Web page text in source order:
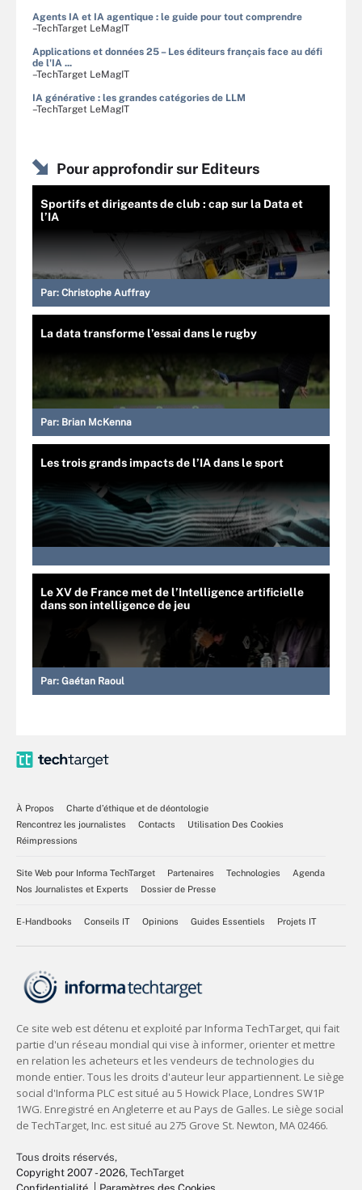
Agents IA et IA agentique : le guide pour tout comprendre
–TechTarget LeMagIT
Applications et données 25 – Les éditeurs français face au défi
de l'IA ...
–TechTarget LeMagIT
IA générative : les grandes catégories de LLM
–TechTarget LeMagIT
Pour approfondir sur Editeurs
Sportifs et dirigeants de club : cap sur la Data et
l’IA
Par: Christophe Auffray
La data transforme l’essai dans le rugby
Par: Brian McKenna
Les trois grands impacts de l’IA dans le sport
Le XV de France met de l’Intelligence artificielle
dans son intelligence de jeu
Par: Gaétan Raoul
À Propos
Charte d’éthique et de déontologie
Rencontrez les journalistes
Contacts
Utilisation Des Cookies
Réimpressions
Site Web pour Informa TechTarget Partenaires Technologies
Agenda
Nos Journalistes et Experts
Dossier de Presse
E-Handbooks Conseils IT Opinions Guides Essentiels Projets IT
Tous droits réservés,
Copyright 2007 - 2026, TechTarget
Confidentialité
Paramètres des Cookies